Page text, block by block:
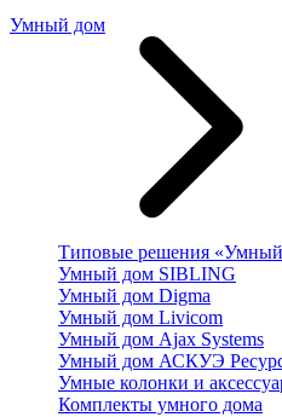
Умный дом
Типовые решения
Умный дом SIBLING
Умный дом Digma
Умный дом Livicom
Умный дом Ajax Systems
Умный дом АСКУЭ
Умные колонки и
Комплекты умного дома